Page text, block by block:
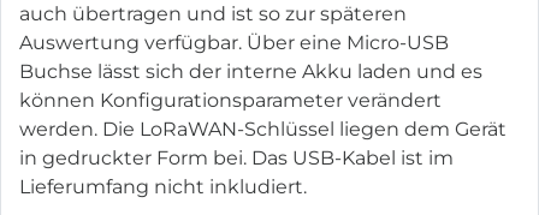
auch übertragen und ist so zur späteren
Auswertung verfügbar. Über eine Micro-USB
Buchse lässt sich der interne Akku laden und es
können Konfigurationsparameter verändert
werden. Die LoRaWAN-Schlüssel liegen dem Gerät
in gedruckter Form bei. Das USB-Kabel ist im
Lieferumfang nicht inkludiert.